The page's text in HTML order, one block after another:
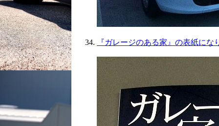
『ガレージのある家』の表紙にな